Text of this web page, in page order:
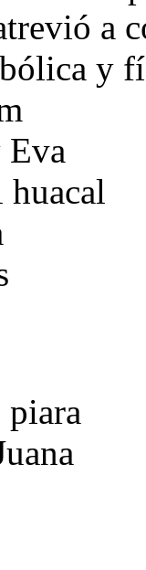
a
y
Eva
huacal
piara